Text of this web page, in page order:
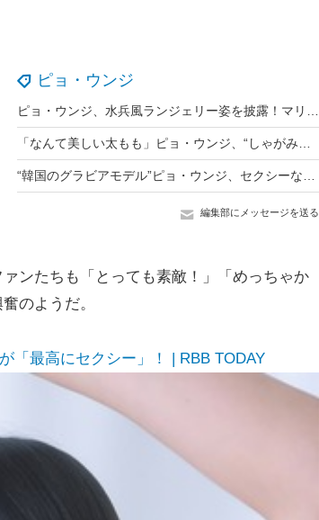
ピョ・ウンジ
編集部にメッセージを送る
ンたちも「とっても素敵！」「めっちゃか
のようだ。
「最高にセクシー」！ | RBB TODAY